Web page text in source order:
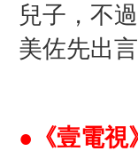
兒子，不
美佐先出言
●《壹電視